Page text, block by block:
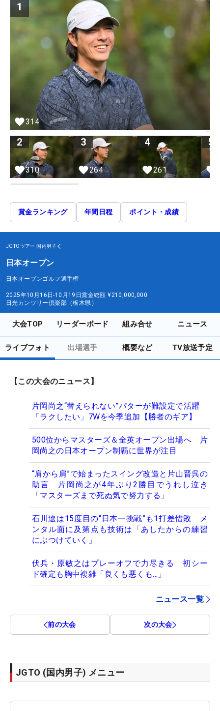
1
314
2
310
3
264
4
261
5
賞金ランキング 年間日程 ポイント・成績
JGTOツアー 国内男子
日本オープン
日本オープンゴルフ選手権
2025年10月16日-10月19日賞金総額 ¥210,000,000
日光カンツリー倶楽部（栃木県）
大会TOP リーダーボード 組み合せ ニュース
ライブフォト 出場選手 概要など TV放送予定
【この大会のニュース】
片岡尚之“替えられない”パターが難設定で活躍
「ラクしたい」7Wを今季追加【勝者のギア】
500位からマスターズ＆全英オープン出場へ 片
岡尚之の日本オープン制覇に世界が注目
“肩から肩”で始まったスイング改造と片山晋呉の
助言 片岡尚之が4年ぶり2勝目でうれし泣き
「マスターズまで死ぬ気で努力する」
石川遼は15度目の“日本一挑戦”も1打差惜敗 メ
ンタル面に及第点も技術は「あしたからの練習
にぶつけていく」
伏兵・原敏之はプレーオフで力尽きる 初シー
ド確定も胸中複雑「良くも悪くも…」
ニュース一覧
前の大会 次の大会
JGTO (国内男子) メニュー